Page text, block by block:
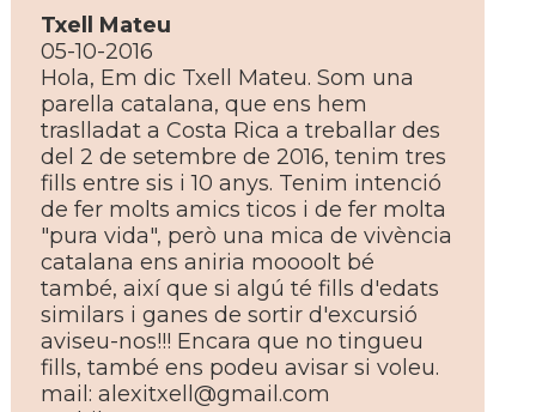
Txell Mateu
05-10-2016
Hola, Em dic Txell Mateu. Som una
parella catalana, que ens hem
traslladat a Costa Rica a treballar des
del 2 de setembre de 2016, tenim tres
fills entre sis i 10 anys. Tenim intenció
de fer molts amics ticos i de fer molta
"pura vida", però una mica de vivència
catalana ens aniria moooolt bé
també, així­ que si algú té fills d'edats
similars i ganes de sortir d'excursió
aviseu-nos!!! Encara que no tingueu
fills, també ens podeu avisar si voleu.
mail: alexitxell@gmail.com